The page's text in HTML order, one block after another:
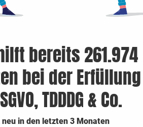
bereits 261.974
bei der Erfüllung
TDDDG & Co.
neu in den letzten 3 Monaten